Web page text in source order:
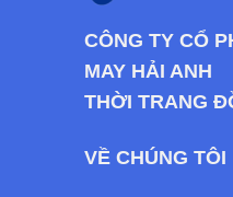
CÔNG TY CỔ
MAY HẢI ANH
THỜI TRANG
VỀ CHÚNG TÔI